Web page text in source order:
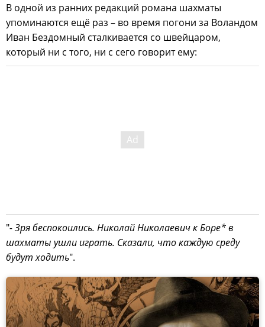
В одной из ранних редакций романа шахматы
упоминаются ещё раз – во время погони за Воландом
Иван Бездомный сталкивается со швейцаром,
который ни с того, ни с сего говорит ему:
"- Зря беспокоились. Николай Николаевич к Боре* в
шахматы ушли играть. Сказали, что каждую среду
будут ходить".